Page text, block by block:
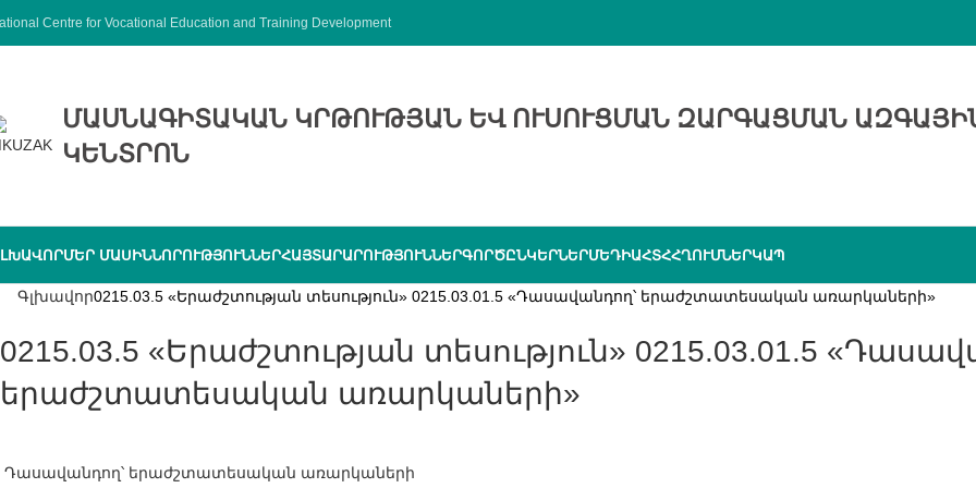
Centre for Vocational Education and Training Development
ՄԱՍՆԱԳԻՏԱԿԱՆ ԿՐԹՈՒԹՅԱՆ ԵՎ ՈՒՍՈՒՑՄԱՆ ԶԱՐԳԱՑՄԱՆ
ԿԵՆՏՐՈՆ
ՄԵՐ ՄԱՍԻՆՆՈՐՈՒԹՅՈՒՆՆԵՐՀԱՅՏԱՐԱՐՈՒԹՅՈՒՆՆԵՐԳՈՐԾԸՆԿԵՐՆԵՐՄԵԴԻԱՀՏՀՀՂՈՒՄՆԵՐԿԱՊ
Գլխավոր0215.03.5 «Երաժշտության տեսություն» 0215.03.01.5 «Դասավանդող՝ երաժշտատեսական առարկաների»
0215.03.5 «Երաժշտության տեսություն» 0215.03.01.5 «Դասավանդող՝
երաժշտատեսական առարկաների»
Դասավանդող՝ երաժշտատեսական առարկաների